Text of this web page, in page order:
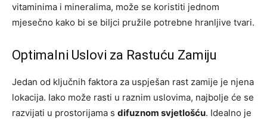
vitaminima i mineralima, može se koristiti jednom
mjesečno kako bi se biljci pružile potrebne hranljive tvari.
Optimalni Uslovi za Rastuću Zamiju
Jedan od ključnih faktora za uspješan rast zamije je njena
lokacija. Iako može rasti u raznim uslovima, najbolje će se
razvijati u prostorijama s difuznom svjetlošću. Idealno je